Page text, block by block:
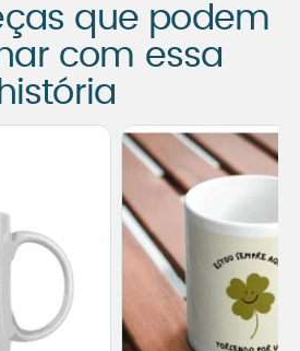
que podem
com essa
história